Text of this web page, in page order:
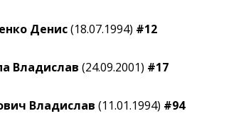
Денис(18.07.1994) #12
Владислав (24.09.2001) #17
Владислав (11.01.1994) #94